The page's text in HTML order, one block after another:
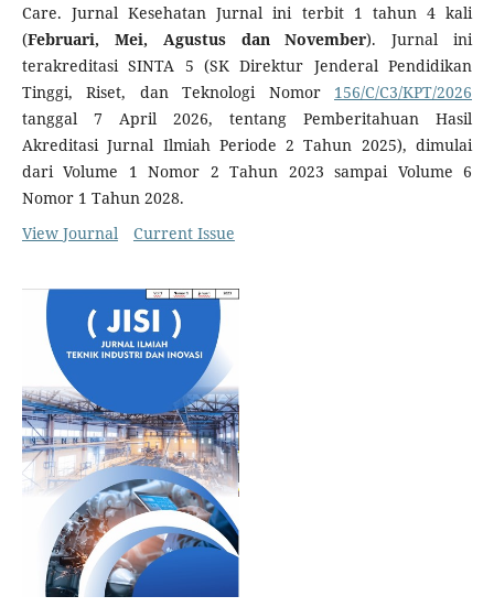
Care. Jurnal Kesehatan Jurnal ini terbit 1 tahun 4 kali
(Februari, Mei, Agustus dan November). Jurnal ini
terakreditasi SINTA 5 (SK Direktur Jenderal Pendidikan
Tinggi, Riset, dan Teknologi Nomor 156/C/C3/KPT/2026
tanggal 7 April 2026, tentang Pemberitahuan Hasil
Akreditasi Jurnal Ilmiah Periode 2 Tahun 2025), dimulai
dari Volume 1 Nomor 2 Tahun 2023 sampai Volume 6
Nomor 1 Tahun 2028.
View Journal
Current Issue